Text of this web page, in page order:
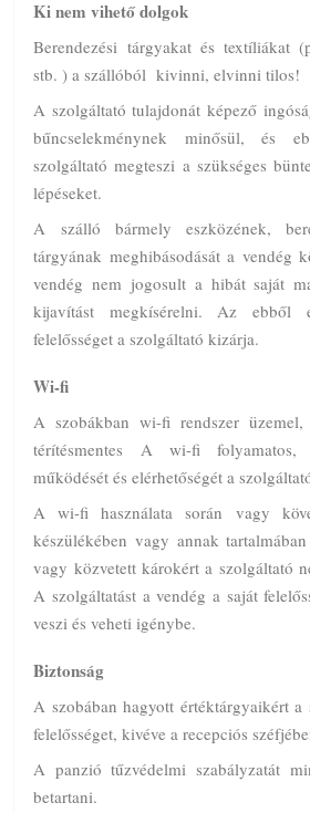
Ki nem vihető dolgok
Berendezési tárgyakat és textíliákat
stb. ) a szállóból kivinni, elvinni tilos!
A szolgáltató tulajdonát képező
bűncselekménynek minősül, és
szolgáltató megteszi a szükséges
lépéseket.
A szálló bármely eszközének,
tárgyának meghibásodását a vendég
vendég nem jogosult a hibát saját
kijavítást megkísérelni. Az ebből
felelősséget a szolgáltató kizárja.
Wi-fi
A szobákban wi-fi rendszer üzemel,
térítésmentes A wi-fi folyamatos,
működését és elérhetőségét a
A wi-fi használata során vagy
készülékében vagy annak
vagy közvetett károkért a szolgáltató
A szolgáltatást a vendég a saját
veszi és veheti igénybe.
Biztonság
A szobában hagyott értéktárgyaikért
felelősséget, kivéve a recepciós
A panzió tűzvédelmi szabályzatát
betartani.